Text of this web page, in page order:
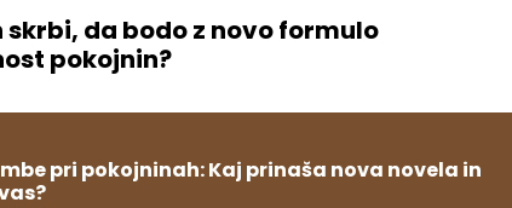
da bodo z novo formulo
pokojnin?
pri pokojninah: Kaj prinaša nova novela in